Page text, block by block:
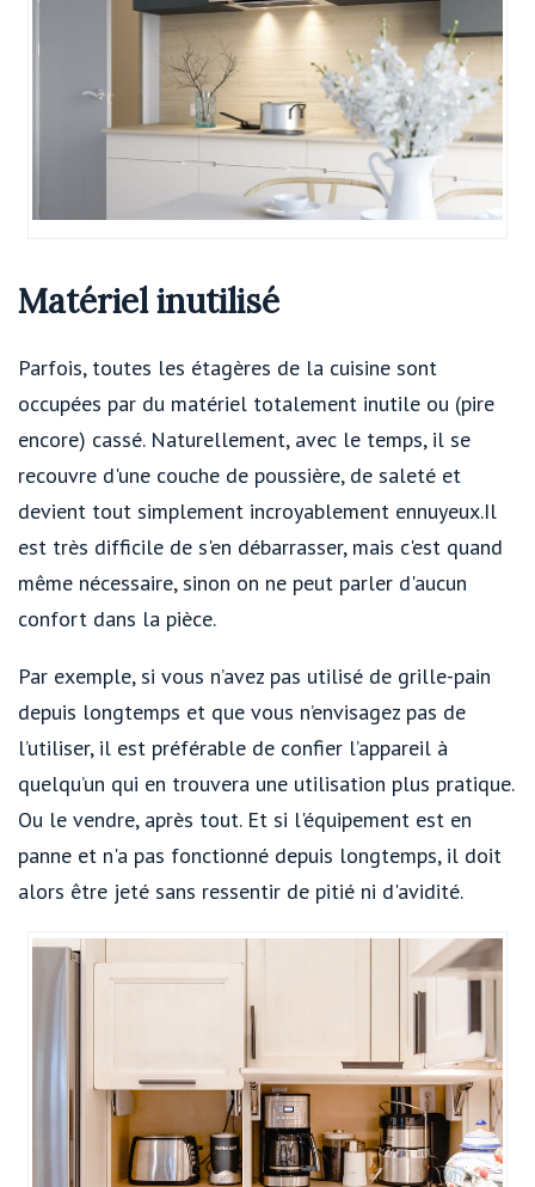
Matériel inutilisé
Parfois, toutes les étagères de la cuisine sont
occupées par du matériel totalement inutile ou (pire
encore) cassé. Naturellement, avec le temps, il se
recouvre d'une couche de poussière, de saleté et
devient tout simplement incroyablement ennuyeux.Il
est très difficile de s'en débarrasser, mais c'est quand
même nécessaire, sinon on ne peut parler d'aucun
confort dans la pièce.
Par exemple, si vous n’avez pas utilisé de grille-pain
depuis longtemps et que vous n’envisagez pas de
l’utiliser, il est préférable de confier l’appareil à
quelqu’un qui en trouvera une utilisation plus pratique.
Ou le vendre, après tout. Et si l'équipement est en
panne et n'a pas fonctionné depuis longtemps, il doit
alors être jeté sans ressentir de pitié ni d'avidité.